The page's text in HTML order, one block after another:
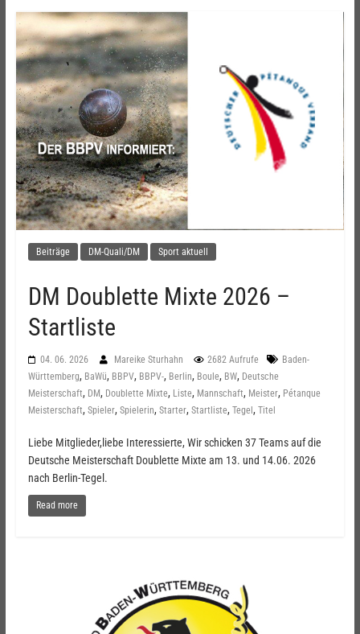
Beiträge DM-Quali/DM Sport aktuell
DM Doublette Mixte 2026 –
Startliste
04. 06. 2026 Mareike Sturhahn 2682 Aufrufe
Baden-
Württemberg, BaWü, BBPV, BBPV-, Berlin, Boule, BW, Deutsche
Meisterschaft, DM, Doublette Mixte, Liste, Mannschaft, Meister, Pétanque
Meisterschaft, Spieler, Spielerin, Starter, Startliste, Tegel , Titel
Liebe Mitglieder,liebe Interessierte, Wir schicken 37 Teams auf die
Deutsche Meisterschaft Doublette Mixte am 13. und 14.06. 2026
nach Berlin-Tegel.
Read more